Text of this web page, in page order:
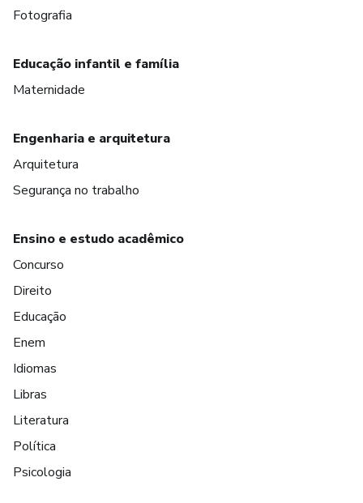
Fotografia
Educação infantil e família
Maternidade
Engenharia e arquitetura
Arquitetura
Segurança no trabalho
Ensino e estudo acadêmico
Concurso
Direito
Educação
Enem
Idiomas
Libras
Literatura
Política
Psicologia